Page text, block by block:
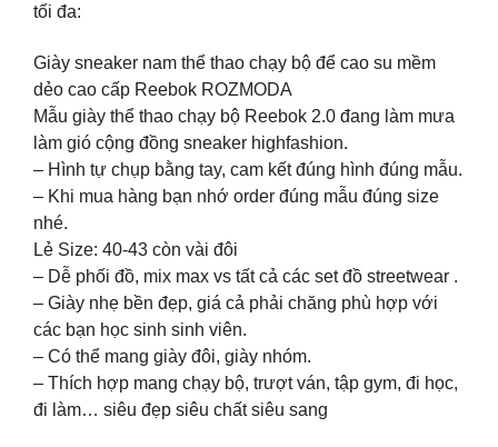
tối đa:
Giày sneaker nam thể thao chạy bộ để cao su mềm
dẻo cao cấp Reebok ROZMODA
Mẫu giày thể thao chạy bộ Reebok 2.0 đang làm mưa
làm gió cộng đồng sneaker highfashion.
– Hình tự chụp bằng tay, cam kết đúng hình đúng mẫu.
– Khi mua hàng bạn nhớ order đúng mẫu đúng size
nhé.
Lẻ Size: 40-43 còn vài đôi
– Dễ phối đồ, mix max vs tất cả các set đồ streetwear .
– Giày nhẹ bền đẹp, giá cả phải chăng phù hợp với
các bạn học sinh sinh viên.
– Có thể mang giày đôi, giày nhóm.
– Thích hợp mang chạy bộ, trượt ván, tập gym, đi học,
đi làm… siêu đẹp siêu chất siêu sang